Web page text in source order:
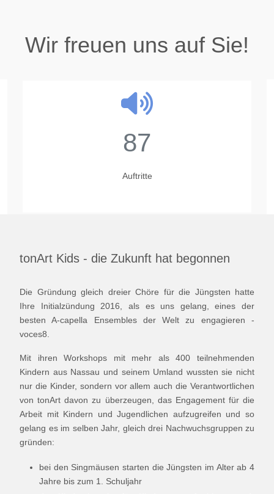
Wir freuen uns auf Sie!
87
Auftritte
tonArt Kids - die Zukunft hat begonnen
Die Gründung gleich dreier Chöre für die Jüngsten hatte
Ihre Initialzündung 2016, als es uns gelang, eines der
besten A-capella Ensembles der Welt zu engagieren -
voces8.
Mit ihren Workshops mit mehr als 400 teilnehmenden
Kindern aus Nassau und seinem Umland wussten sie nicht
nur die Kinder, sondern vor allem auch die Verantwortlichen
von tonArt davon zu überzeugen, das Engagement für die
Arbeit mit Kindern und Jugendlichen aufzugreifen und so
gelang es im selben Jahr, gleich drei Nachwuchsgruppen zu
gründen:
bei den Singmäusen starten die Jüngsten im Alter ab 4
Jahre bis zum 1. Schuljahr